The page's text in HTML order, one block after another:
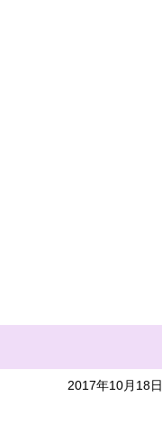
2017年10月18日